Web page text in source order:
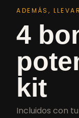
ADEMÁS,
4
kit
Incluidos con